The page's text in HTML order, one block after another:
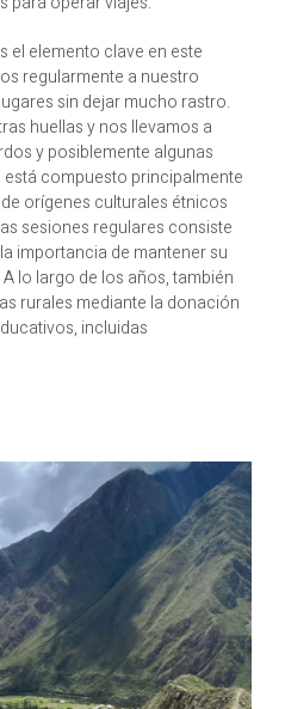
el elemento clave en este
regularmente a nuestro
sin dejar mucho rastro.
huellas y nos llevamos a
y posiblemente algunas
compuesto principalmente
orígenes culturales étnicos
sesiones regulares consiste
importancia de mantener su
lo largo de los años, también
rurales mediante la donación
incluidas